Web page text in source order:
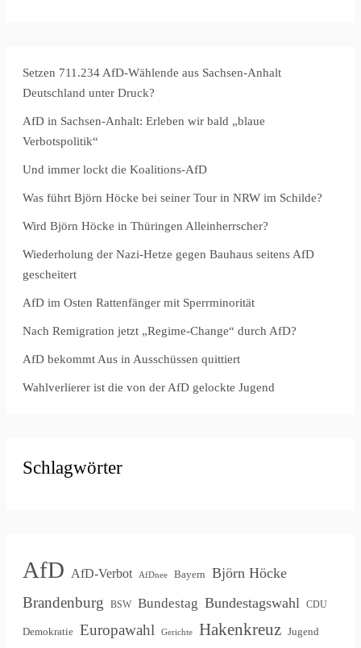
Setzen 711.234 AfD-Wählende aus Sachsen-Anhalt
Deutschland unter Druck?
AfD in Sachsen-Anhalt: Erleben wir bald „blaue
Verbotspolitik“
Und immer lockt die Koalitions-AfD
Was führt Björn Höcke bei seiner Tour in NRW im Schilde?
Wird Björn Höcke in Thüringen Alleinherrscher?
Wiederholung der Nazi-Hetze gegen Bauhaus seitens AfD
gescheitert
AfD im Osten Rattenfänger mit Sperrminorität
Nach Remigration jetzt „Regime-Change“ durch AfD?
AfD bekommt Aus in Ausschüssen quittiert
Wahlverlierer ist die von der AfD gelockte Jugend
Schlagwörter
AfD AfD-Verbot AfDnee Bayern Björn Höcke
Brandenburg BSW Bundestag Bundestagswahl CDU
Demokratie Europawahl Gerichte Hakenkreuz Jugend